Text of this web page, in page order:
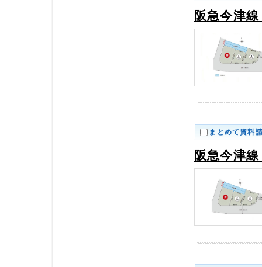
阪急今津
まとめて資料
阪急今津